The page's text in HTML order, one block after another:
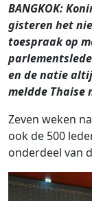
BANGKOK:
gisteren het
toespraak op
en de natie
meldde Thaise
Zeven weken
ook de 500
onderdeel van